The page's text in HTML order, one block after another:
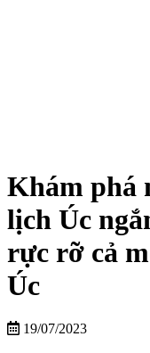
Khám phá
lịch Úc
rực rỡ cả
Úc
19/07/2023